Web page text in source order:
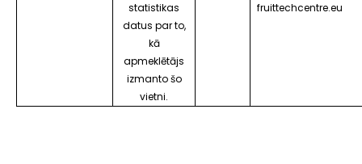
statistikas
datus par to,
kā
apmeklētājs
izmanto šo
vietni.
fruittechcentre.eu